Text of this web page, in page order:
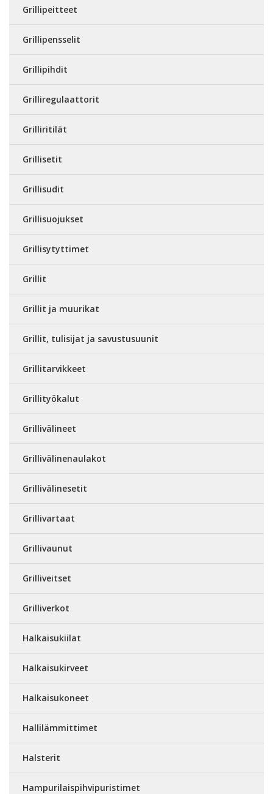
Grillipeitteet
Grillipensselit
Grillipihdit
Grilliregulaattorit
Grilliritilät
Grillisetit
Grillisudit
Grillisuojukset
Grillisytyttimet
Grillit
Grillit ja muurikat
Grillit, tulisijat ja savustusuunit
Grillitarvikkeet
Grillityökalut
Grillivälineet
Grillivälinenaulakot
Grillivälinesetit
Grillivartaat
Grillivaunut
Grilliveitset
Grilliverkot
Halkaisukiilat
Halkaisukirveet
Halkaisukoneet
Hallilämmittimet
Halsterit
Hampurilaispihvipuristimet